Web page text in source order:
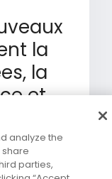
la
la
et
analyze the
parties,